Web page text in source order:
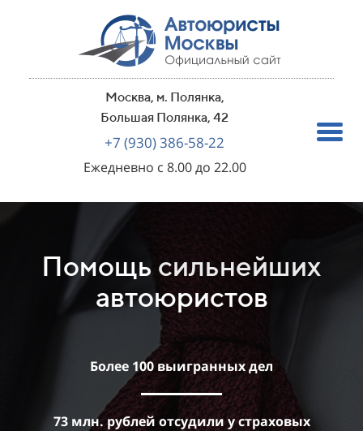
Москва, м. Полянка,
Большая Полянка, 42
+7 (930) 386-58-22
Ежедневно с 8.00 до 22.00
Помощь сильнейших
автоюристов
Более 100 выигранных дел
73 млн. рублей отсудили у страховых